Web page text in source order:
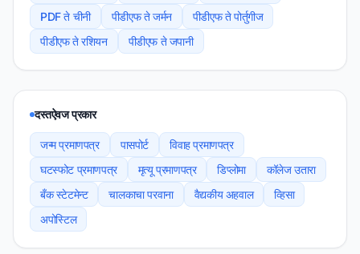
PDF ते चीनी
पीडीएफ ते जर्मन
पीडीएफ ते पोर्तुगीज
पीडीएफ ते रशियन
पीडीएफ ते जपानी
दस्तऐवज प्रकार
जन्म प्रमाणपत्र पासपोर्ट
विवाह प्रमाणपत्र
घटस्फोट प्रमाणपत्र
मृत्यू प्रमाणपत्र डिप्लोमा
कॉलेज उतारा
बँक स्टेटमेन्ट
चालकाचा परवाना वैद्यकीय अहवाल
व्हिसा
अपोस्टिल